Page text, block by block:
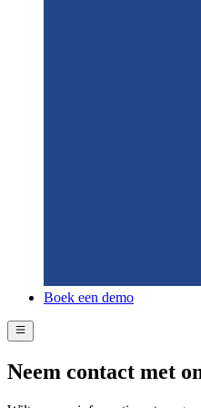
Boek een demo
Neem contact met